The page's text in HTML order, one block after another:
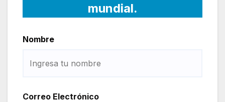
mundial.
Nombre
Correo Electrónico